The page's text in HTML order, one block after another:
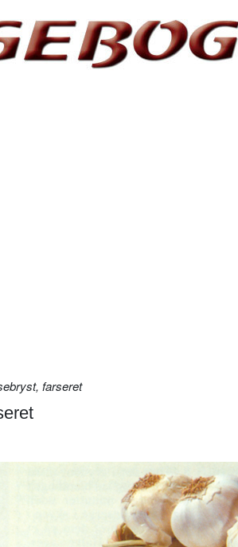
farseret